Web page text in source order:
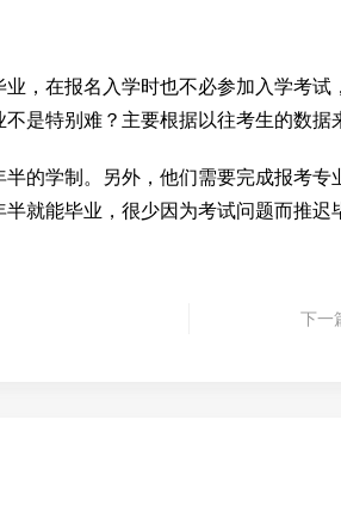
，在报名入学时也不必参加入学考试
是特别难？主要根据以往考生的数据
的学制。另外，他们需要完成报考
就能毕业，很少因为考试问题而推迟
下一